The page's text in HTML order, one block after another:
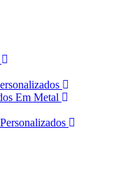
Em Metal